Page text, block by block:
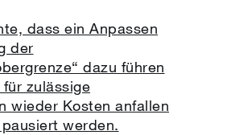
dass ein Anpassen
der
dazu führen
zulässige
wieder Kosten anfallen
werden.